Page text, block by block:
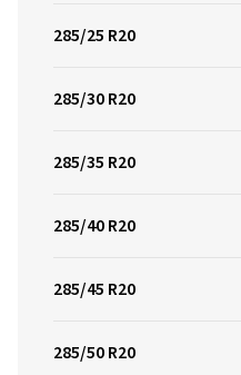
285/25 R20
285/30 R20
285/35 R20
285/40 R20
285/45 R20
285/50 R20